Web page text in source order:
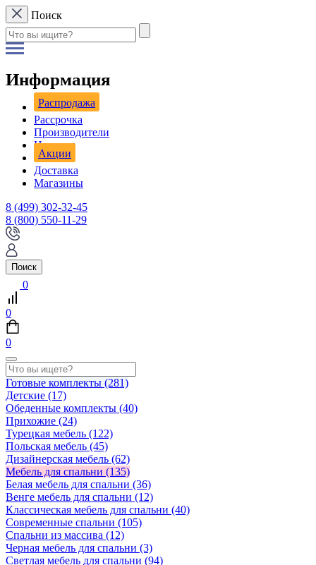
Поиск
Информация
Распродажа
Рассрочка
Производители
Новости
Акции
Доставка
Магазины
8 (499) 302-32-45
8 (800) 550-11-29
Поиск
0
0
0
Готовые комплекты (281)
Детские (17)
Обеденные комплекты (40)
Прихожие (24)
Турецкая мебель (122)
Польская мебель (45)
Дизайнерская мебель (62)
Мебель для спальни (135)
Белая мебель для спальни (36)
Венге мебель для спальни (12)
Классическая мебель для спальни (40)
Современные спальни (105)
Спальни из массива (12)
Черная мебель для спальни (3)
Светлая мебель для спальни (94)